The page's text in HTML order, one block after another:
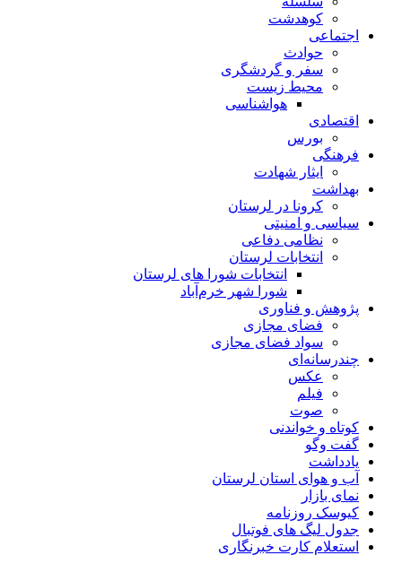
کوهدشت
اجتماعی
حوادث
سفر و گردشگری
محیط زیست
هواشناسی
اقتصادی
بورس
فرهنگی
ایثار شهادت
بهداشت
کرونا در لرستان
سیاسی و امنیتی
نظامی دفاعی
انتخابات لرستان
انتخابات شورا های لرستان
شورا شهر خرم‌آباد
پژوهش و فناوری
فضای مجازی
سواد فضای مجازی
چندرسانه‌ای
عكس
فیلم
صوت
کوتاه و خواندنی
گفت وگو
یادداشت
آب و هوای استان لرستان
نمای بازار
کیوسک روزنامه
جدول لیگ های فوتبال
استعلام کارت خبرنگاری